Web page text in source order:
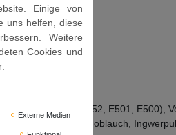
Säureregulator (E452, E501, E500),
Zwiebelpulver, Knoblauch,
Einige von
uns helfen, diese
Weitere
Cookies und
Externe Medien